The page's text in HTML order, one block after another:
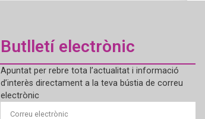
Butlletí electrònic
Apuntat per rebre tota l’actualitat i informació
d’interès directament a la teva bústia de correu
electrònic